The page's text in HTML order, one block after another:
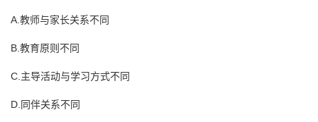
A.教师与家长关系不同
B.教育原则不同
C.主导活动与学习方式不同
D.同伴关系不同